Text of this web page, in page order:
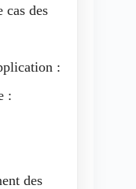
cas des
:
:
des